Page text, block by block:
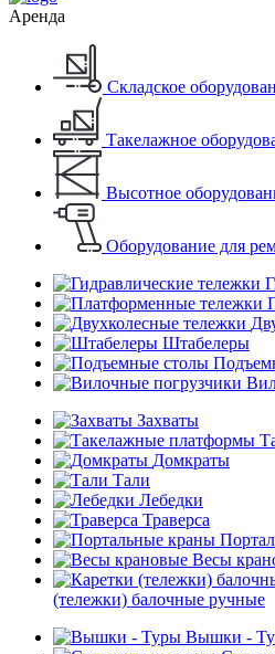
Аренда
Складское
Такелажное
Высотное
Оборудование для
Штабелеры
Захваты
Домкраты
Тали
Лебедки
Траверса
Весы
(тележки) балочные ручные
Вышки -